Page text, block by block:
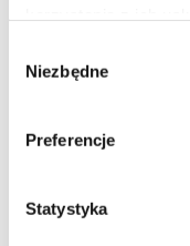
zgody
Niezbędne
Preferencje
Statystyka
Dzień
Nowy, oryginalny film
Gdybyś dowiedział/a
Zbliżamy się do... Dnia